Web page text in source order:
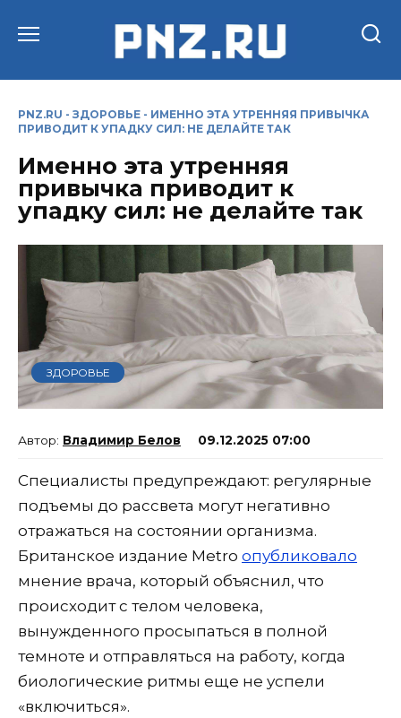
PNZ.RU - ЗДОРОВЬЕ - ИМЕННО ЭТА УТРЕННЯЯ ПРИВЫЧКА
ПРИВОДИТ К УПАДКУ СИЛ: НЕ ДЕЛАЙТЕ ТАК
Именно эта утренняя
привычка приводит к
упадку сил: не делайте так
ЗДОРОВЬЕ
Владимир Белов 09.12.2025 07:00
Специалисты предупреждают: регулярные
подъемы до рассвета могут негативно
отражаться на состоянии организма.
Британское издание Metro опубликовало
мнение врача, который объяснил, что
происходит с телом человека,
вынужденного просыпаться в полной
темноте и отправляться на работу, когда
биологические ритмы еще не успели
«включиться».